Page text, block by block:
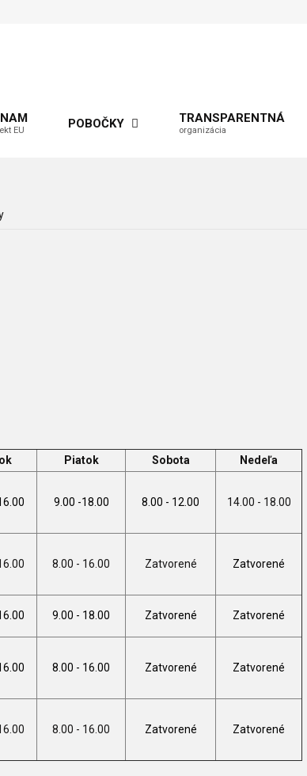
EU POBOČKY TRANSPARENTNÁ
organizácia
Piatok Sobota
Nedeľa
9.00 -18.00 8.00 - 12.00 14.00 - 18.00
8.00 - 16.00 Zatvorené Zatvorené
9.00 - 18.00 Zatvorené Zatvorené
8.00 - 16.00 Zatvorené Zatvorené
8.00 - 16.00 Zatvorené Zatvorené